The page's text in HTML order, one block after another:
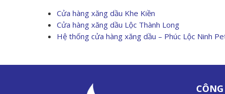
Cửa hàng xăng dầu Khe Kiền
Cửa hàng xăng dầu Lộc Thành Long
Hệ thống cửa hàng xăng dầu – Phúc Lộc Ninh